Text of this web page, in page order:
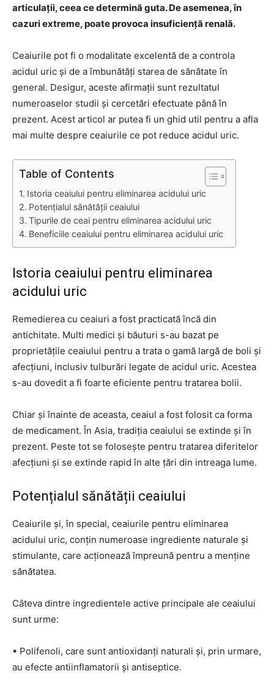
articulații, ceea ce determină guta. De asemenea, în
cazuri extreme, poate provoca insuficiență renală.
Ceaiurile pot fi o modalitate excelentă de a controla
acidul uric și de a îmbunătăți starea de sănătate în
general. Desigur, aceste afirmații sunt rezultatul
numeroaselor studii și cercetări efectuate până în
prezent. Acest articol ar putea fi un ghid util pentru a afla
mai multe despre ceaiurile ce pot reduce acidul uric.
Table of Contents
Istoria ceaiului pentru eliminarea acidului uric
Potențialul sănătății ceaiului
Tipurile de ceai pentru eliminarea acidului uric
Beneficiile ceaiului pentru eliminarea acidului uric
Istoria ceaiului pentru eliminarea
acidului uric
Remedierea cu ceaiuri a fost practicată încă din
antichitate. Multi medici și băuturi s-au bazat pe
proprietățile ceaiului pentru a trata o gamă largă de boli și
afecțiuni, inclusiv tulburări legate de acidul uric. Acestea
s-au dovedit a fi foarte eficiente pentru tratarea bolii.
Chiar și înainte de aceasta, ceaiul a fost folosit ca forma
de medicament. În Asia, tradiția ceaiului se extinde și în
prezent. Peste tot se folosește pentru tratarea diferitelor
afecțiuni și se extinde rapid în alte țări din intreaga lume.
Potențialul sănătății ceaiului
Ceaiurile și, în special, ceaiurile pentru eliminarea
acidului uric, conțin numeroase ingrediente naturale și
stimulante, care acționează împreună pentru a menține
sănătatea.
Câteva dintre ingredientele active principale ale ceaiului
sunt urme:
• Polifenoli, care sunt antioxidanți naturali și, prin urmare,
au efecte antiinflamatorii și antiseptice.